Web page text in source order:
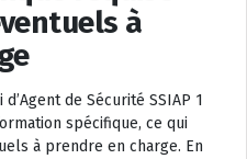
à
de Sécurité SSIAP 1
spécifique, ce qui
à prendre en charge. En